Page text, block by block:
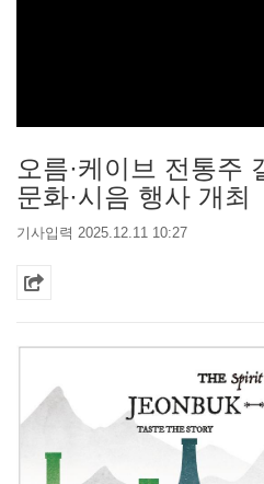
오름·케이브 전통주
문화·시음 행사 개최
기사입력 2025.12.11 10:27